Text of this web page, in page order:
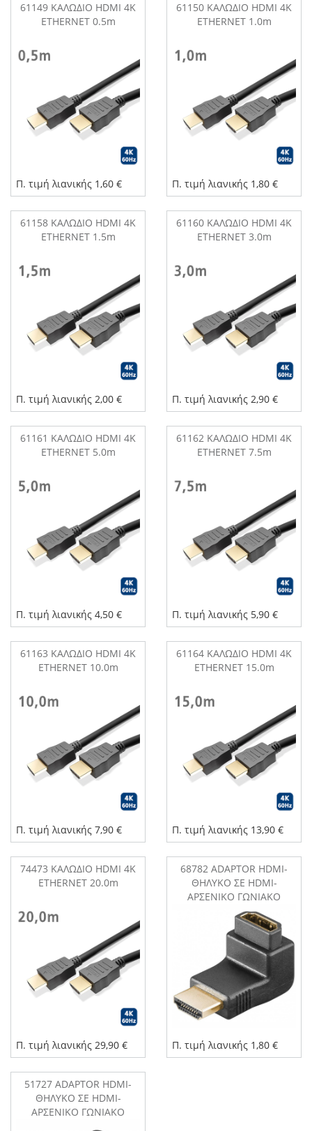
61149 ΚΑΛΩΔΙΟ HDMI 4K
ETHERNET 0.5m
Π. τιμή λιανικής 1,60 €
61150 ΚΑΛΩΔΙΟ HDMI 4K
ETHERNET 1.0m
Π. τιμή λιανικής 1,80 €
61158 ΚΑΛΩΔΙΟ HDMI 4K
ETHERNET 1.5m
Π. τιμή λιανικής 2,00 €
61160 ΚΑΛΩΔΙΟ HDMI 4K
ETHERNET 3.0m
Π. τιμή λιανικής 2,90 €
61161 ΚΑΛΩΔΙΟ HDMI 4K
ETHERNET 5.0m
Π. τιμή λιανικής 4,50 €
61162 ΚΑΛΩΔΙΟ HDMI 4K
ETHERNET 7.5m
Π. τιμή λιανικής 5,90 €
61163 ΚΑΛΩΔΙΟ HDMI 4K
ETHERNET 10.0m
Π. τιμή λιανικής 7,90 €
61164 ΚΑΛΩΔΙΟ HDMI 4K
ETHERNET 15.0m
Π. τιμή λιανικής 13,90 €
74473 ΚΑΛΩΔΙΟ HDMI 4K
ETHERNET 20.0m
Π. τιμή λιανικής 29,90 €
68782 ADAPTOR HDMI-
ΘΗΛΥΚΟ ΣΕ HDMI-
ΑΡΣΕΝΙΚΟ ΓΩΝΙΑΚΟ
90μοίρες
Π. τιμή λιανικής 1,80 €
51727 ADAPTOR HDMI-
ΘΗΛΥΚΟ ΣΕ HDMI-
ΑΡΣΕΝΙΚΟ ΓΩΝΙΑΚΟ